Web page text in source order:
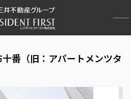
番（旧：アパートメンツタ